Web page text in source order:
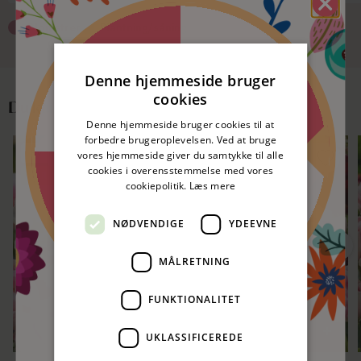
Blomstrer Plantning/såning
Du kan måske også lide
LEVERES I SEPTEMBER 🌷
SPAR 10%
LEVERES I SEPTEMBER 🌷
SPAR 10%
Denne hjemmeside bruger
cookies
Denne hjemmeside bruger cookies til at
forbedre brugeroplevelsen. Ved at bruge
vores hjemmeside giver du samtykke til alle
cookies i overensstemmelse med vores
cookiepolitik. Læs mere
NØDVENDIGE YDEEVNE
MÅLRETNING
FUNKTIONALITET
UKLASSIFICEREDE
Spar 5%
50 kr. rabat
nitte
nitte
Spar 5%
50 kr. rabat
nitte
nitte
Prøv lykkehjulet og vind!